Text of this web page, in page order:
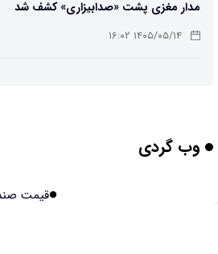
مدار مغزی پشت «صدابیزاری» کشف شد
۱۴۰۵/۰۵/۱۴ ۱۶:۰۲
هوش مصنوعی جدید، انسان از آب درآمد!
وب گردی
قیمت